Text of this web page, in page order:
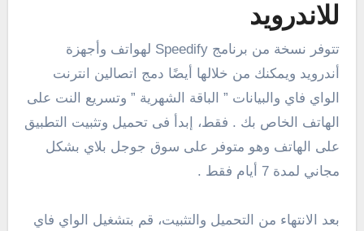
للاندرويد
تتوفر نسخة من برنامج Speedify لهواتف وأجهزة
أندرويد ويمكنك من خلالها أيضًا دمج اتصالين انترنت
الواي فاي والبيانات ” الباقة الشهرية ” وتسريع النت على
الهاتف الخاص بك . فقط، إبدأ فى تحميل وتثبيت التطبيق
على الهاتف وهو متوفر على سوق جوجل بلاي بشكل
مجاني لمدة 7 أيام فقط .
بعد الانتهاء من التحميل والتثبيت، قم بتشغيل الواي فاي